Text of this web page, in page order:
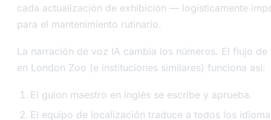
cada actualización de exhibición — logísticamente
para el mantenimiento rutinario.
La narración de voz IA cambia los números. El flujo de
en London Zoo (e instituciones similares) funciona así:
El guion maestro en inglés se escribe y aprueba.
El equipo de localización traduce a todos los